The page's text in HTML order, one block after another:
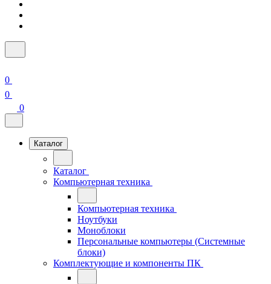
0
0
0
Каталог
Каталог
Компьютерная техника
Компьютерная техника
Ноутбуки
Моноблоки
Персональные компьютеры (Системные
блоки)
Комплектующие и компоненты ПК